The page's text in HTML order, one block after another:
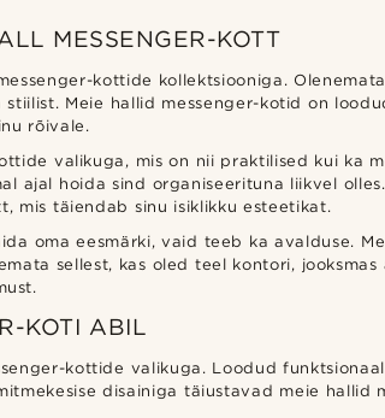
MESSENGER-KOTT
kottide kollektsiooniga.
Meie hallid messenger-kotid on
rõivale.
valikuga, mis on nii praktilised kui ka
ajal hoida sind organiseerituna liikvel
mis täiendab sinu isiklikku esteetikat.
oma eesmärki, vaid teeb ka avalduse.
sellest, kas oled teel kontori,
KOTI ABIL
kottide valikuga. Loodud
disainiga täiustavad meie